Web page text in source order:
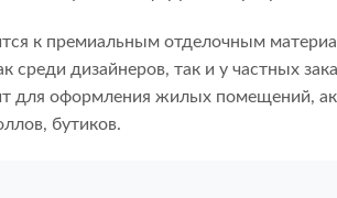
к премиальным отделочным
среди дизайнеров, так и у частных
для оформления жилых помещений,
бутиков.